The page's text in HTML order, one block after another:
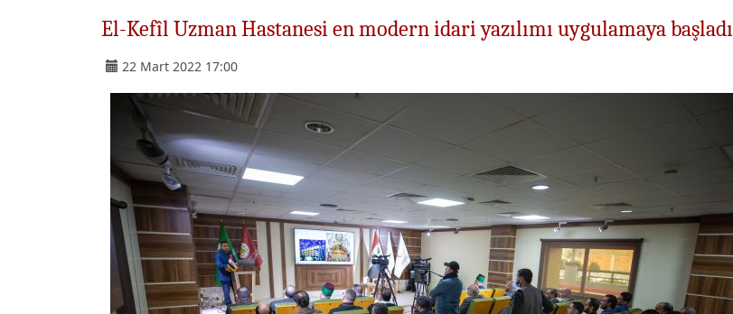
El-Kefîl Uzman Hastanesi en modern idari yazılımı uygulamaya başladı
22 Mart 2022 17:00